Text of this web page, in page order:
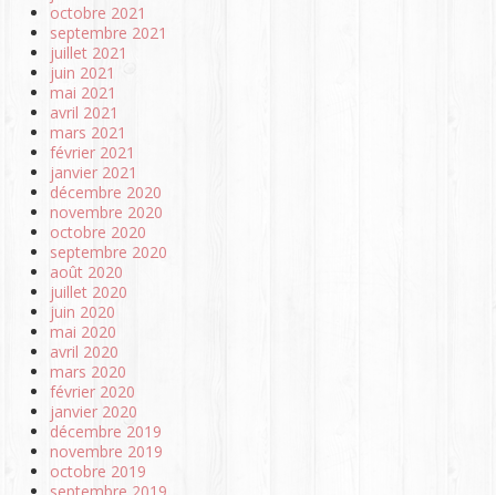
octobre 2021
septembre 2021
juillet 2021
juin 2021
mai 2021
avril 2021
mars 2021
février 2021
janvier 2021
décembre 2020
novembre 2020
octobre 2020
septembre 2020
août 2020
juillet 2020
juin 2020
mai 2020
avril 2020
mars 2020
février 2020
janvier 2020
décembre 2019
novembre 2019
octobre 2019